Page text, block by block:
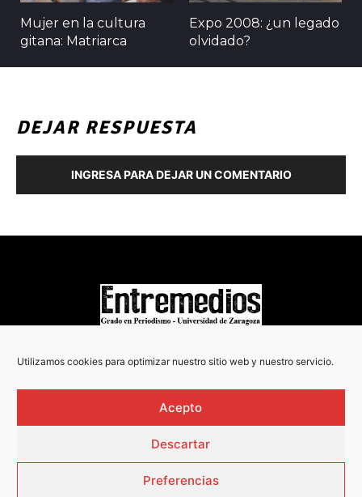
Utilizamos cookies para optimizar nuestro sitio web y nuestro servicio.
Acepto
Descartar
Preferencias
Mujer en la cultura
gitana: Matriarca
Expo 2008: ¿un legado
olvidado?
DEJAR RESPUESTA
INGRESA PARA DEJAR UN COMENTARIO